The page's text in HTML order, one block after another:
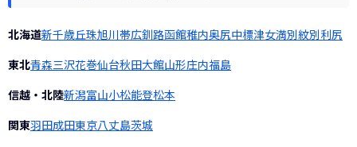
北海道新千歳丘珠旭川 帯広釧路函館稚内奥尻中標津女満別 紋別 利尻
東北青森三沢花巻仙台秋田大館山形庄内福島
信越・北陸新潟富山小松能登松本
関東羽田成田東京八丈島茨城